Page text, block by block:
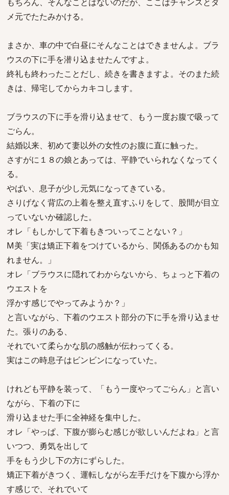
メ元でたたみかける。
まさか、車の中で白昼にそんなことはできませんよ。ブラ
ウスの下に手を潜り込ませたんですよ。
終礼も終わったことだし、続きを書きますよ。そのまた続
きは、帰宅してからカキコします。
ブラウスの下に手を滑り込ませて、もう一度お腹で吸って
ごらん。
結婚以来、初めて妻以外の女性のお腹に直に触った。
さすがに１８の娘とあっては、平静でいられなくなってく
る。
やばい、息子が少し元気になってきている。
さりげなく背広の上着を整え直すふりをして、股間が目立
っていないか確認した。
オレ「もしかして下着もきついってことない？」
M美「実は矯正下着をつけているから、関係あるのかも知
れません。」
オレ「ブラウスに隠れてわからないから、ちょっと下着の
ウエストを
浮かす感じでやってみようか？」
と言いながら、下着のウエスト部分の下に手を滑り込ませ
た。張りのある、
それでいて柔らかな肌の感触が伝わってくる。
実はこの時息子はビンビンになっていた。
けれども平静を装って、「もう一度やってごらん」と言い
ながら、下着の下に
滑り込ませた手に全神経を集中した。
オレ「やっぱ、下腹が膨らむ感じが欲しいんだよね」と言
いつつ、勇気を出して
手をもう少し下の方にずらした。
矯正下着がきつく、運転しながら左手だけを下腹から浮か
す感じで、それでいて